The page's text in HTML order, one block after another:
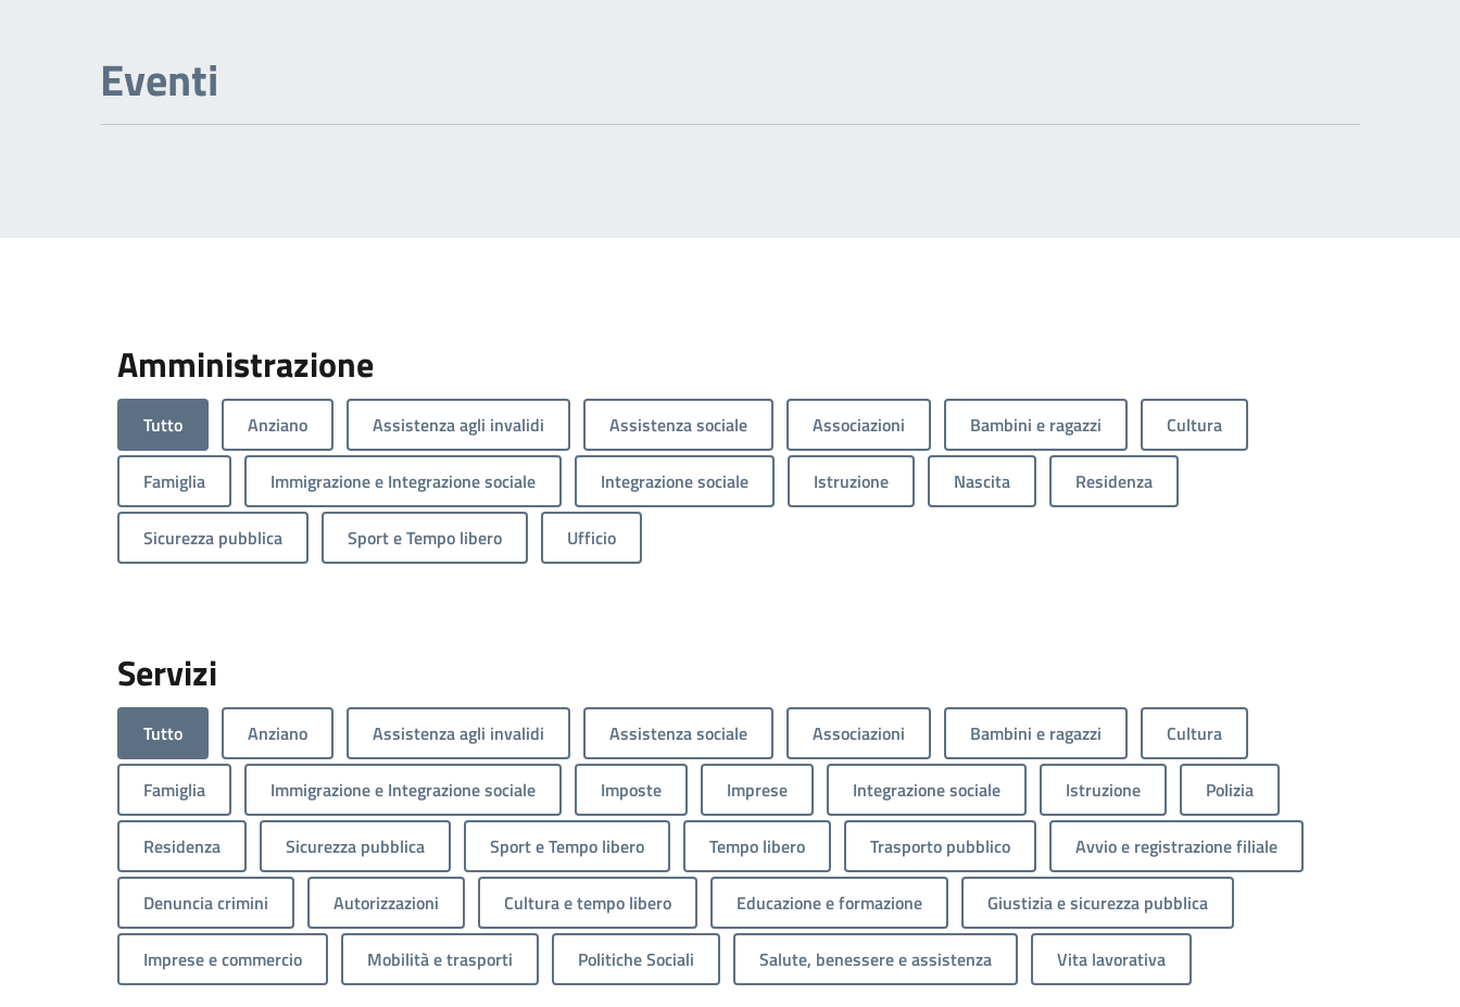
Eventi
Amministrazione
Tutto Anziano Assistenza agli invalidi Assistenza sociale Associazioni Bambini e ragazzi Cultura
Famiglia Immigrazione e Integrazione sociale Integrazione sociale Istruzione Nascita Residenza
Sicurezza pubblica Sport e Tempo libero Ufficio
Servizi
Tutto Anziano Assistenza agli invalidi Assistenza sociale Associazioni Bambini e ragazzi Cultura
Famiglia Immigrazione e Integrazione sociale Imposte Imprese Integrazione sociale Istruzione Polizia
Residenza Sicurezza pubblica Sport e Tempo libero Tempo libero Trasporto pubblico Avvio e registrazione filiale
Denuncia crimini Autorizzazioni Cultura e tempo libero Educazione e formazione Giustizia e sicurezza pubblica
Imprese e commercio Mobilità e trasporti Politiche Sociali Salute, benessere e assistenza Vita lavorativa